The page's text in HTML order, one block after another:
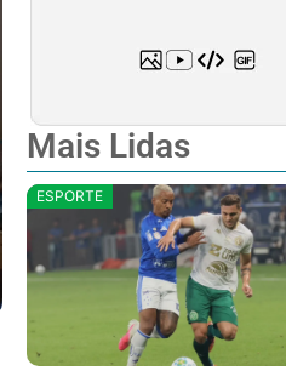
Mais Lidas
ESPORTE